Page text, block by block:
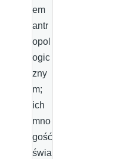
em
antr
opol
ogic
zny
m;
ich
mno
gość
świa